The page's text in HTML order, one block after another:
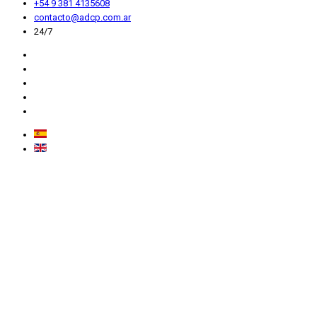
+54 9 381 4135608
contacto@adcp.com.ar
24/7